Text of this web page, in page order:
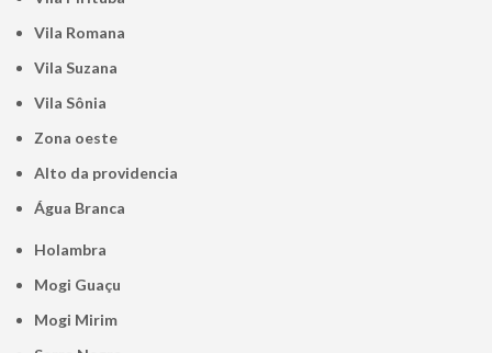
Vila Romana
Vila Suzana
Vila Sônia
Zona oeste
alto da providencia
Água Branca
Holambra
Mogi Guaçu
Mogi Mirim